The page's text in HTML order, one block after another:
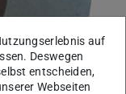
auf
Deswegen
entscheiden,
Webseiten